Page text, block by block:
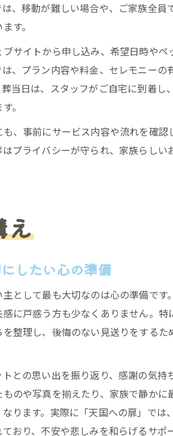
、移動が難しい場合や、ご家族全員
す。
サイトから申し込み、希望日時やペ
、プラン内容や料金、セレモニーの
当日は、スタッフがご自宅に到着し
。
、事前にサービス内容や流れを確認
プライバシーが守られ、家族らしい
え
したい心の準備
として最も大切なのは心の準備です
に戸惑う方も少なくありません。特
整理し、後悔のない見送りをするた
との思い出を振り返り、感謝の気持
のや写真を揃えたり、家族で静かに
ります。実際に「天国への扉」では
おり、不安や悲しみを和らげるサポ